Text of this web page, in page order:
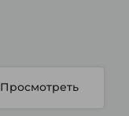
Просмотреть